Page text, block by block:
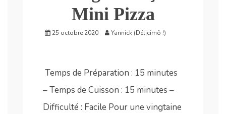
Mini Pizza
25 octobre 2020 Yannick (Délicimô !)
Temps de Préparation : 15 minutes
– Temps de Cuisson : 15 minutes –
Difficulté : Facile Pour une vingtaine